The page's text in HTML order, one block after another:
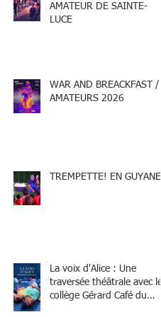
AMATEUR DE SAINTE-
LUCE
WAR AND BREACKFAST /
AMATEURS 2026
TREMPETTE! EN GUYANE
La voix d'Alice : Une
traversée théâtrale avec le
collège Gérard Café du